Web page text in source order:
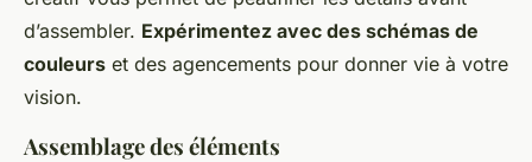
d’assembler. Expérimentez avec des schémas de
couleurs et des agencements pour donner vie à votre
vision.
Assemblage des éléments